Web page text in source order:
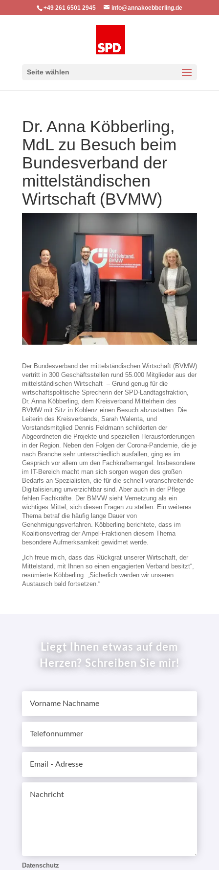
+49 261 6501 2945 info@annakoebberling.de
Seite wählen
Dr. Anna Köbberling,
MdL zu Besuch beim
Bundesverband der
mittelständischen
Wirtschaft (BVMW)
Der Bundesverband der mittelständischen Wirtschaft (BVMW)
vertritt in 300 Geschäftsstellen rund 55.000 Mitglieder aus der
mittelständischen Wirtschaft – Grund genug für die
wirtschaftspolitische Sprecherin der SPD-Landtagsfraktion,
Dr. Anna Köbberling, dem Kreisverband Mittelrhein des
BVMW mit Sitz in Koblenz einen Besuch abzustatten. Die
Leiterin des Kreisverbands, Sarah Walenta, und
Vorstandsmitglied Dennis Feldmann schilderten der
Abgeordneten die Projekte und speziellen Herausforderungen
in der Region. Neben den Folgen der Corona-Pandemie, die je
nach Branche sehr unterschiedlich ausfallen, ging es im
Gespräch vor allem um den Fachkräftemangel. Insbesondere
im IT-Bereich macht man sich sorgen wegen des großen
Bedarfs an Spezialisten, die für die schnell voranschreitende
Digitalisierung unverzichtbar sind. Aber auch in der Pflege
fehlen Fachkräfte. Der BMVW sieht Vernetzung als ein
wichtiges Mittel, sich diesen Fragen zu stellen. Ein weiteres
Thema betraf die häufig lange Dauer von
Genehmigungsverfahren. Köbberling berichtete, dass im
Koalitionsvertrag der Ampel-Fraktionen diesem Thema
besondere Aufmerksamkeit gewidmet werde.
„Ich freue mich, dass das Rückgrat unserer Wirtschaft, der
Mittelstand, mit Ihnen so einen engagierten Verband besitzt“,
resümierte Köbberling. „Sicherlich werden wir unseren
Austausch bald fortsetzen.“
Liegt Ihnen etwas auf dem
Herzen? Schreiben Sie mir!
Datenschutz